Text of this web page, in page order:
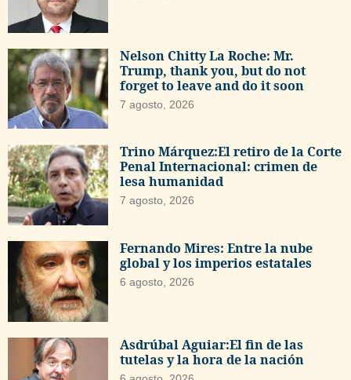
Nelson Chitty La Roche: Mr.
Trump, thank you, but do not
forget to leave and do it soon
7 agosto, 2026
Trino Márquez:El retiro de la Corte
Penal Internacional: crimen de
lesa humanidad
7 agosto, 2026
Fernando Mires: Entre la nube
global y los imperios estatales
6 agosto, 2026
Asdrúbal Aguiar:El fin de las
tutelas y la hora de la nación